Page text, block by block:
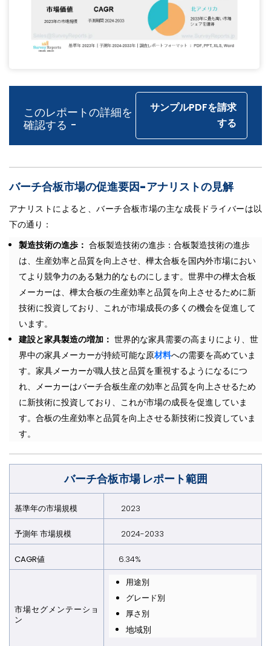
このレポートの詳細を
確認する -
サンプルPDFを請求
する
バーチ合板市場の促進要因-アナリストの見解
アナリストによると、バーチ合板市場の主な成長ドライバーは以
下の通り：
製造技術の進歩： 合板製造技術の進歩：合板製造技術の進歩
は、生産効率と品質を向上させ、樺太合板を国内外市場におい
てより競争力のある魅力的なものにします。世界中の樺太合板
メーカーは、樺太合板の生産効率と品質を向上させるために新
技術に投資しており、これが市場成長の多くの機会を促進して
います。
建設と家具製造の増加： 世界的な家具需要の高まりにより、世
界中の家具メーカーが持続可能な原材料への需要を高めていま
す。家具メーカーが職人技と品質を重視するようになるにつ
れ、メーカーはバーチ合板生産の効率と品質を向上させるため
に新技術に投資しており、これが市場の成長を促進していま
す。合板の生産効率と品質を向上させる新技術に投資していま
す。
バーチ合板市場 レポート範囲
基準年の市場規模 2023
予測年 市場規模 2024-2033
CAGR値 6.34%
市場セグメンテーショ
ン
用途別
グレード別
厚さ別
地域別